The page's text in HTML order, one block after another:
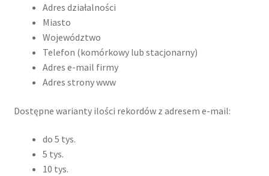
Adres działalności
Miasto
Województwo
Telefon (komórkowy lub stacjonarny)
Adres e-mail firmy
Adres strony www
Dostępne warianty ilości rekordów z adresem e-mail:
do 5 tys.
5 tys.
10 tys.